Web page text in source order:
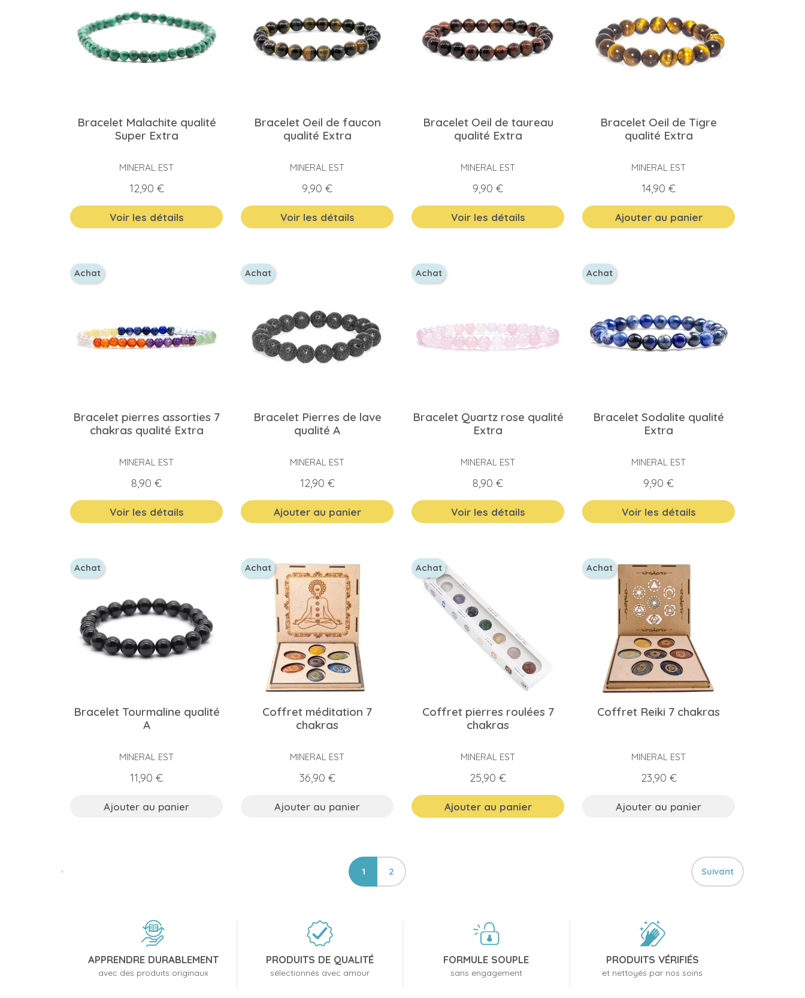
Bracelet Malachite qualité
Super Extra
MINERAL EST
Prix
12,90 €
Voir les détails
Bracelet Oeil de faucon
qualité Extra
MINERAL EST
Prix
9,90 €
Voir les détails
Bracelet Oeil de taureau
qualité Extra
MINERAL EST
Prix
9,90 €
Voir les détails
Bracelet Oeil de Tigre
qualité Extra
MINERAL EST
Prix
14,90 €
Ajouter au panier
Bracelet pierres assorties 7
chakras qualité Extra
MINERAL EST
Prix
8,90 €
Voir les détails
Achat
Bracelet Pierres de lave
qualité A
MINERAL EST
Prix
12,90 €
Ajouter au panier
Achat
Bracelet Quartz rose qualité
Extra
MINERAL EST
Prix
8,90 €
Voir les détails
Achat
Bracelet Sodalite qualité
Extra
MINERAL EST
Prix
9,90 €
Voir les détails
Achat
Bracelet Tourmaline qualité
A
MINERAL EST
Prix
11,90 €
Ajouter au panier
Achat
Coffret méditation 7
chakras
MINERAL EST
Prix
36,90 €
Ajouter au panier
Achat
Coffret pierres roulées 7
chakras
MINERAL EST
Prix
25,90 €
Ajouter au panier
Achat
Coffret Reiki 7 chakras
MINERAL EST
Prix
23,90 €
Ajouter au panier
Achat
1 2 Suivant
APPRENDRE DURABLEMENT
avec des produits originaux
PRODUITS DE QUALITÉ
sélectionnés avec amour
FORMULE SOUPLE
sans engagement
PRODUITS VÉRIFIÉS
et nettoyés par nos soins